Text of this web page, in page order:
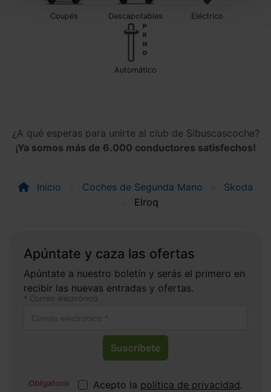
Coupés Descapotables Eléctrico
automático
¿A qué esperas para unirte al club de Sibuscascoche?
¡Ya somos más de 6.000 conductores satisfechos!
Inicio Coches de Segunda Mano
Skoda
Elroq
Apúntate y caza las ofertas
Apúntate a nuestro boletín y serás el primero en
recibir las nuevas entradas y ofertas.
Correo electrónico
Suscríbete
Acepto la política de privacidad.